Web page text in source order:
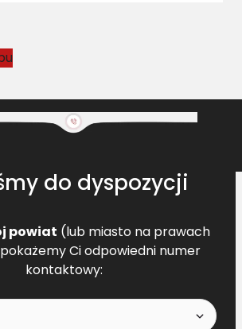
do dyspozycji
powiat (lub miasto na prawach
Ci odpowiedni numer
kontaktowy: